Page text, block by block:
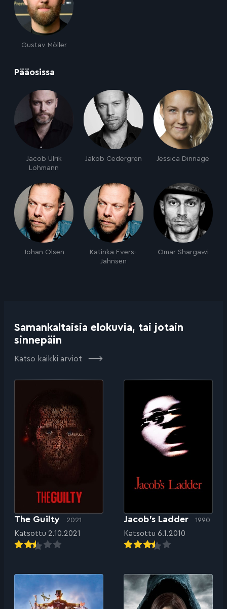
Gustav Möller
Pääosissa
Jacob Ulrik
Lohmann
Jakob Cedergren Jessica Dinnage
Johan Olsen
Katinka Evers-
Jahnsen
Omar Shargawi
Samankaltaisia elokuvia, tai jotain
sinnepäin
Katso kaikki arviot
The Guilty 2021
Katsottu 2.10.2021
Jacob’s Ladder 1990
Katsottu 6.1.2010